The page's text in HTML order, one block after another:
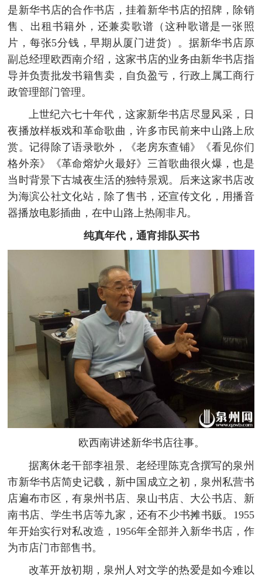
是新华书店的合作书店，挂着新华书店的招牌，除销
售、出租书籍外，还兼卖歌谱（这种歌谱是一张照
片，每张5分钱，早期从厦门进货）。据新华书店原
副总经理欧西南介绍，这家书店的业务由新华书店指
导并负责批发书籍售卖，自负盈亏，行政上属工商行
政管理部门管理。
上世纪六七十年代，这家新华书店尽显风采，日
夜播放样板戏和革命歌曲，许多市民前来中山路上欣
赏。记得除了语录歌外，《老房东查铺》《看见你们
格外亲》《革命熔炉火最好》三首歌曲很火爆，也是
当时背景下古城夜生活的独特景观。后来这家书店改
为海滨公社文化站，除了售书，还宣传文化，用播音
器播放电影插曲，在中山路上热闹非凡。
纯真年代，通宵排队买书
欧西南讲述新华书店往事。
据离休老干部李祖景、老经理陈克含撰写的泉州
市新华书店简史记载，新中国成立之初，泉州私营书
店遍布市区，有泉州书店、泉山书店、大公书店、新
南书店、学生书店等九家，还有不少书摊书贩。1955
年开始实行对私改造，1956年全部并入新华书店，作
为市店门市部售书。
改革开放初期，泉州人对文学的热爱是如今难以